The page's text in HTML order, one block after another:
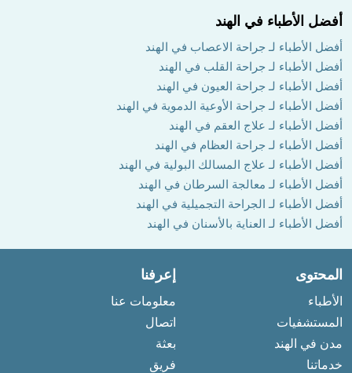
أفضل الأطباء في الهند
أفضل الأطباء لـ جراحة الاعصاب في الهند
أفضل الأطباء لـ جراحة القلب في الهند
أفضل الأطباء لـ جراحة العيون في الهند
أفضل الأطباء لـ جراحة الأوعية الدموية في الهند
أفضل الأطباء لـ علاج العقم في الهند
أفضل الأطباء لـ جراحة العظام في الهند
أفضل الأطباء لـ علاج المسالك البولية في الهند
أفضل الأطباء لـ معالجة السرطان في الهند
أفضل الأطباء لـ الجراحة التجميلية في الهند
أفضل الأطباء لـ العناية بالأسنان في الهند
المحتوى
الأطباء
المستشفيات
مدن في الهند
خدماتنا
إعرفنا
معلومات عنا
اتصال
بعثة
فريق